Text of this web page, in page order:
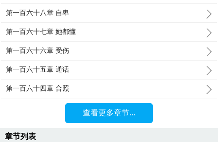
第一百六十八章 自卑
第一百六十七章 她都懂
第一百六十六章 受伤
第一百六十五章 通话
第一百六十四章 合照
查看更多章节...
章节列表